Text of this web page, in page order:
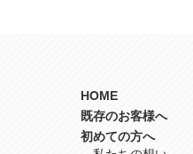
HOME
既存のお客様へ
初めての方へ